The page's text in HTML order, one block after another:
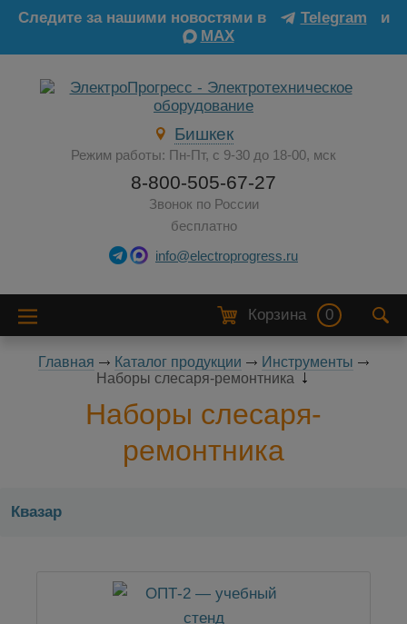
Следите за нашими новостями в Telegram
и
MAX
Бишкек
Режим работы: Пн-Пт, с 9-30 до 18-00, мск
8-800-505-67-27
Звонок по России
бесплатно
info@electroprogress.ru
Корзина 0
Главная Каталог продукции
Инструменты
Наборы слесаря-ремонтника
Наборы слесаря-
ремонтника
Квазар